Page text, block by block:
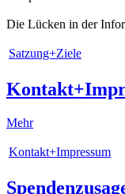
Die Lücken in der
Satzung+Ziele
Mehr
Kontakt+Impressum